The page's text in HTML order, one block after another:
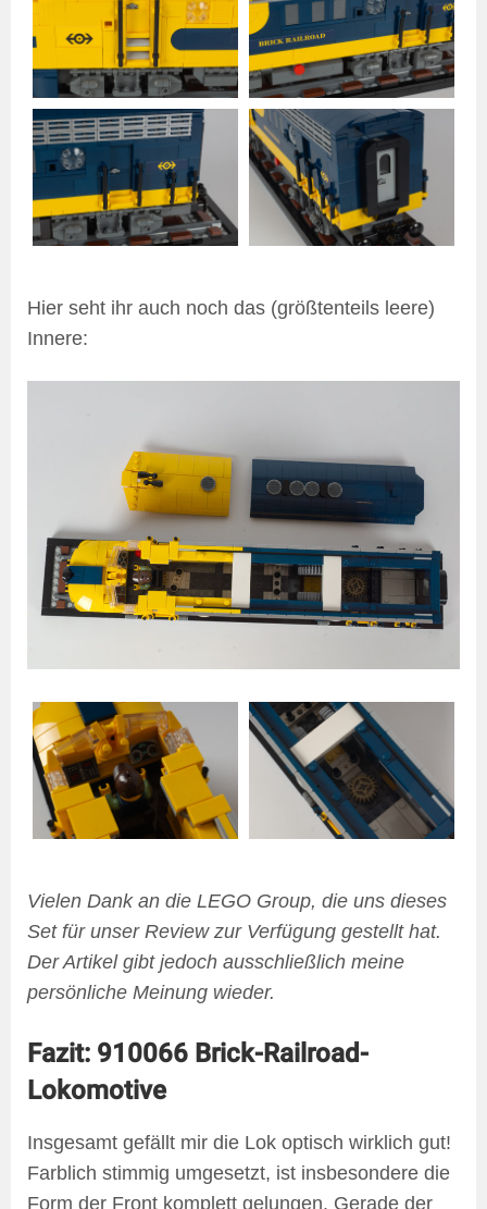
Hier seht ihr auch noch das (größtenteils leere)
Innere:
Vielen Dank an die LEGO Group, die uns dieses
Set für unser Review zur Verfügung gestellt hat.
Der Artikel gibt jedoch ausschließlich meine
persönliche Meinung wieder.
Fazit: 910066 Brick-Railroad-
Lokomotive
Insgesamt gefällt mir die Lok optisch wirklich gut!
Farblich stimmig umgesetzt, ist insbesondere die
Form der Front komplett gelungen. Gerade der